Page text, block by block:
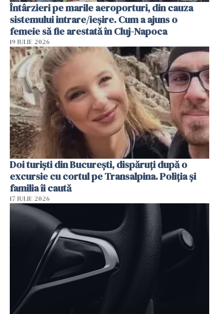
Întârzieri pe marile aeroporturi, din cauza
sistemului intrare/ieșire. Cum a ajuns o
femeie să fie arestată în Cluj-Napoca
19 IULIE 2026
Doi turiști din București, dispăruți după o
excursie cu cortul pe Transalpina. Poliția și
familia îi caută
17 IULIE 2026